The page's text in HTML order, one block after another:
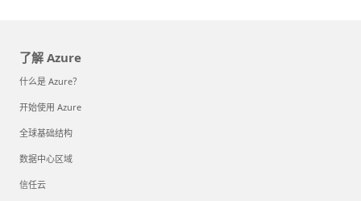
了解 Azure
什么是 Azure？
开始使用 Azure
全球基础结构
数据中心区域
信任云